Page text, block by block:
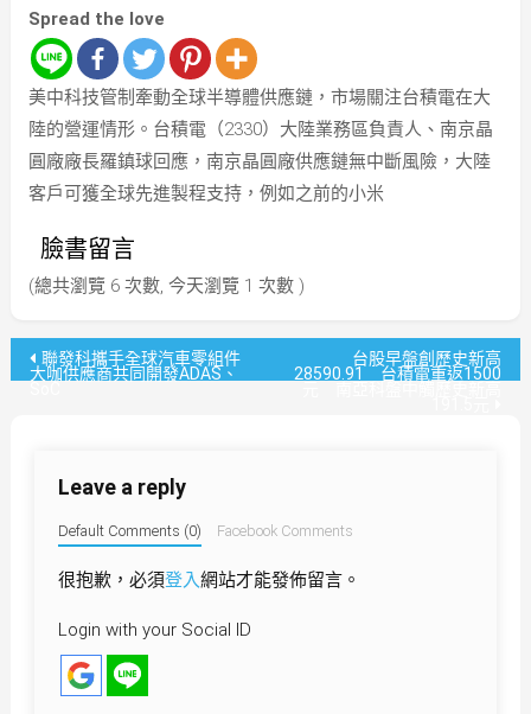
Spread the love
美中科技管制牽動全球半導體供應鏈，市場關注台積電在大
陸的營運情形。台積電（2330）大陸業務區負責人、南京晶
圓廠廠長羅鎮球回應，南京晶圓廠供應鏈無中斷風險，大陸
客戶可獲全球先進製程支持，例如之前的小米
臉書留言
(總共瀏覽 6 次數, 今天瀏覽 1 次數 )
文聯發科攜手全球汽車零組件
大咖供應商共同開發ADAS、
台股早盤創歷史新高
28590.91 台積電重返1500
Leave a reply
Default Comments (0) Facebook Comments
很抱歉，必須登入網站才能發佈留言。
Login with your Social ID